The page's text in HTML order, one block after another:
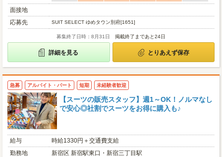
面接地
応募先
SUIT SELECT ゆめタウン別府[1651]
募集終了日時：8月31日 掲載終了まであと24日
詳細を見る とりあえず保存
急募 アルバイト・パート 短期 未経験者歓迎
【スーツの販売スタッフ】週1～OK！ノルマなし
で安心◎社割でスーツをお得に購入も♪
給与
時給1330円＋交通費支給
勤務地
新宿区 新宿駅東口・新宿三丁目駅